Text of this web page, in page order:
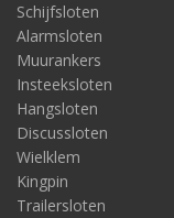
Schijfsloten
Alarmsloten
Muurankers
Insteeksloten
Hangsloten
Discussloten
Wielklem
Kingpin
Trailersloten